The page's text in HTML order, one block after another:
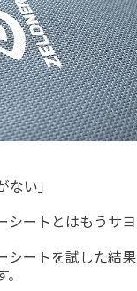
い」
シートとはもうサ
シートを試した結